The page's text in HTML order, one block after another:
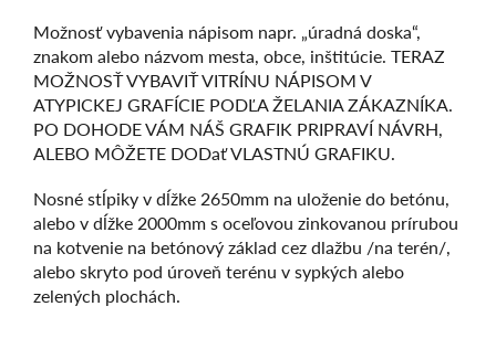
Možnosť vybavenia nápisom napr. „úradná doska“,
znakom alebo názvom mesta, obce, inštitúcie. TERAZ
MOŽNOSŤ VYBAVIŤ VITRÍNU NÁPISOM V
ATYPICKEJ GRAFÍCIE PODĽA ŽELANIA ZÁKAZNÍKA.
PO DOHODE VÁM NÁŠ GRAFIK PRIPRAVÍ NÁVRH,
ALEBO MÔŽETE DODať VLASTNÚ GRAFIKU.
Nosné stĺpiky v dĺžke 2650mm na uloženie do betónu,
alebo v dĺžke 2000mm s oceľovou zinkovanou prírubou
na kotvenie na betónový základ cez dlažbu /na terén/,
alebo skryto pod úroveň terénu v sypkých alebo
zelených plochách.